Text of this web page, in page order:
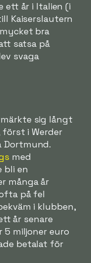
ett år i Italien (i
Kaiserslautern
bra
satsa på
svaga
sig långt
i Werder
Dortmund.
med
bli en
många år
på fel
i klubben,
år senare
5 miljoner euro
betalat för